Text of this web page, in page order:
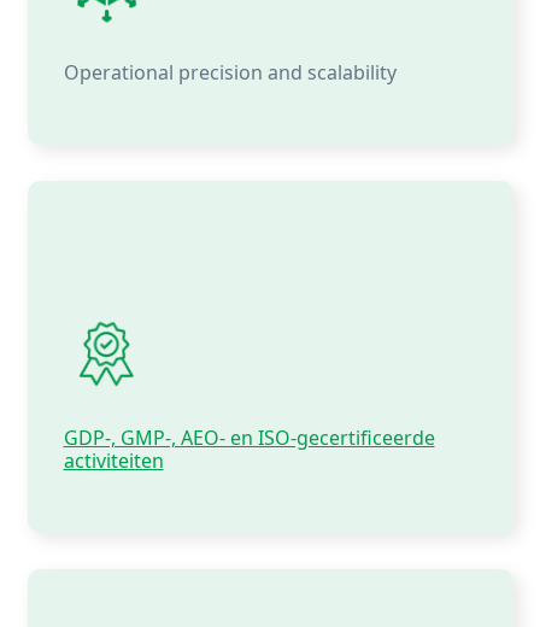
Operational precision and scalability
GDP-, GMP-, AEO- en ISO-gecertificeerde
activiteiten